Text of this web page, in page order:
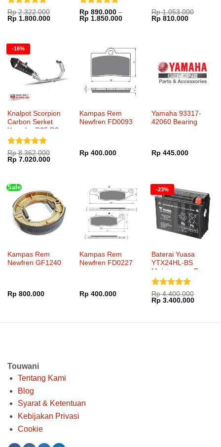
Dinilai5
dari 5
Rp2.322.000
Harga
aslinya
Rp 1.800.000Harga
Dinilai 5
dari 5
Rp 890.000 –
Rp 1.850.000Rentang
Rp1.053.000
Harga
aslinya
Rp 810.000Harga
-16%
Knalpot Scorpion
Carbon Serket
Yamaha R25 R3
Full System
Dinilai5
dari 5
Rp8.362.000
Harga
aslinya
Rp 7.020.000Harga
Kampas Rem
Newfren FD0093
Rp 400.000
Yamaha 93317-
42060 Bearing
Rp 445.000
Sale
Kampas Rem
Newfren GF1240
Rp 800.000
Kampas Rem
Newfren FD0227
Rp 400.000
-23%
Baterai Yuasa
YTX24HL-BS
Maintenance Free
Dinilai5
dari 5
Rp4.400.000
Harga
aslinya
Rp 3.400.000Harga
Rp
Touwani
Tentang Kami
Blog
Syarat & Ketentuan
Kebijakan Privasi
Cookie